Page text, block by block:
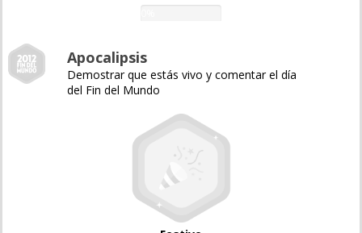
Apocalipsis
Demostrar que estás vivo y comentar el día
del Fin del Mundo